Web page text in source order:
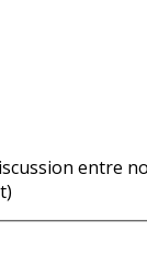
entre